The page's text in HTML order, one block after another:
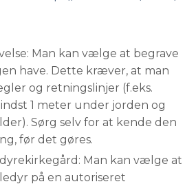
Man kan vælge at begrave
have. Dette kræver, at man
og retningslinjer (f.eks.
1 meter under jorden og
Sørg selv for at kende den
før det gøres.
Man kan vælge at
på en autoriseret